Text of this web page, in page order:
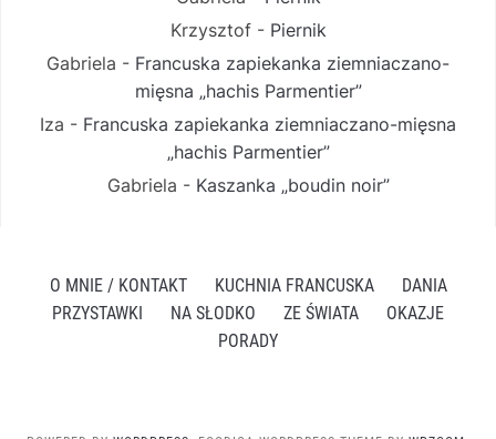
Krzysztof- Piernik
Gabriela - Francuska zapiekanka ziemniaczano-
mięsna „hachis Parmentier”
Iza - Francuska zapiekanka ziemniaczano-mięsna
„hachis Parmentier”
Gabriela - Kaszanka „boudin noir”
O MNIE / KONTAKT KUCHNIA FRANCUSKA
DANIA
PRZYSTAWKI
NA SŁODKO ZE ŚWIATA
OKAZJE
PORADY